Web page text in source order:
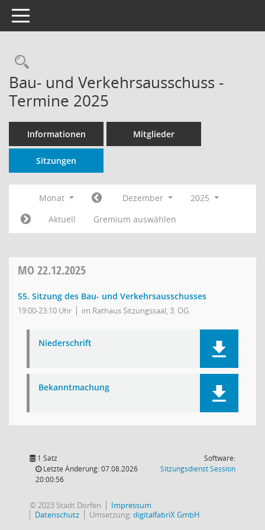
Toggle navigation
Rechercheauswahl
Bau- und Verkehrsausschuss -
Termine 2025
Informationen Mitglieder
Sitzungen
Monat Dezember
2025
Aktuell
Gremium auswählen
MO 22.12.2025
55. Sitzung des Bau- und Verkehrsausschusses
19:00-23:10 Uhr im Rathaus Sitzungssaal, 3. OG
Niederschrift
Bekanntmachung
1 Satz
Letzte Änderung: 07.08.2026
20:00:56
Software:
SitzungsdienstSession(Wird in
© 2023 Stadt Dorfen
Impressum
Datenschutz
Umsetzung:digitalfabriX GmbH